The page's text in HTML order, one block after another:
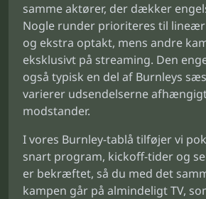
samme aktører, der dækker
Nogle runder prioriteres til lineær
og ekstra optakt, mens andre
eksklusivt på streaming. Den
også typisk en del af Burnleys
varierer udsendelserne
modstander.
I vores Burnley-tablå tilføjer vi
snart program, kickoff-tider og
er bekræftet, så du med det
kampen går på almindeligt TV,